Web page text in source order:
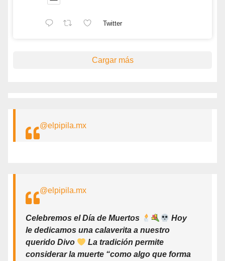
Twitter
Cargar más
@elpipila.mx
@elpipila.mx
Celebremos el Día de Muertos
Hoy
le dedicamos una calaverita a nuestro
querido Divo
La tradición permite
considerar la muerte “como algo que forma